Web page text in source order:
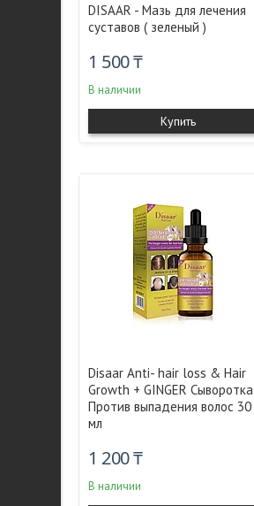
DISAAR - Мазь для лечения
суставов ( зеленый )
1 500 ₸
В наличии
Купить
Disaar Anti- hair loss & Hair
Growth + GINGER Сыворотка
Против выпадения волос 30
мл
1 200 ₸
В наличии